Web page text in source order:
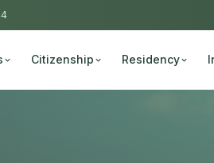
Citizenship Residency